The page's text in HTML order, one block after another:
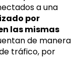
a una
por
las mismas
de manera
tráfico, por